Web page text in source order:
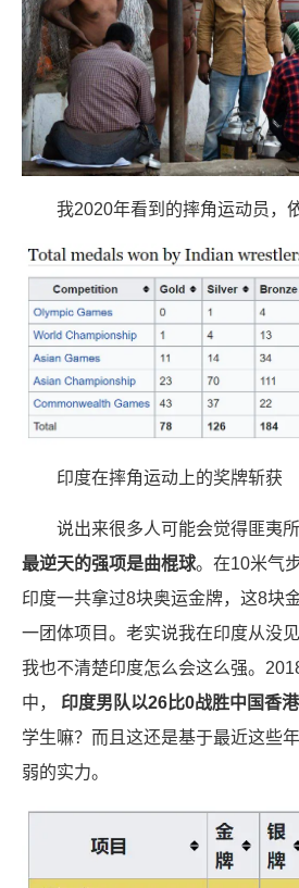
我2020年看到的摔角运动员，
印度在摔角运动上的奖牌斩获
说出来很多人可能会觉得匪夷
最逆天的强项是曲棍球。在10米气
印度一共拿过8块奥运金牌，这8块
一团体项目。老实说我在印度从没
我也不清楚印度怎么会这么强。
中， 印度男队以26比0战胜中国香
学生嘛？而且这还是基于最近这些
弱的实力。